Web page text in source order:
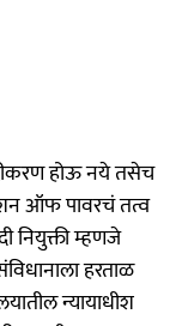
होऊ नये तसेच
ऑफ पावरचं तत्व
नियुक्ती म्हणजे
हरताळ
न्यायाधीश